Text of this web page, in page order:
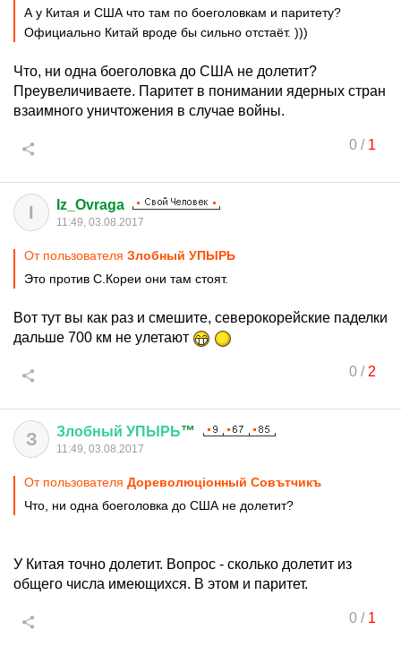
А у Китая и США что там по боеголовкам и паритету?
Официально Китай вроде бы сильно отстаёт. )))
Что, ни одна боеголовка до США не долетит?
Преувеличиваете. Паритет в понимании ядерных стран
взаимного уничтожения в случае войны.
0/ 1
I Iz_Ovraga
11:49, 03.08.2017
От пользователя Злобный УПЫРЬ
Это против С.Кореи они там стоят.
Вот тут вы как раз и смешите, северокорейские паделки
дальше 700 км не улетают
0/ 2
З Злобный УПЫРЬ™
11:49, 03.08.2017
От пользователя Дореволюцiонный Совътчикъ
Что, ни одна боеголовка до США не долетит?
У Китая точно долетит. Вопрос - сколько долетит из
общего числа имеющихся. В этом и паритет.
0/ 1